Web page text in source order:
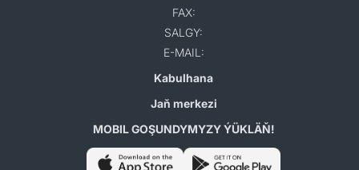
FAX:
SALGY:
E-MAIL:
Kabulhana
Jaň merkezi
MOBIL GOŞUNDYMYZY ÝÜKLÄŇ!